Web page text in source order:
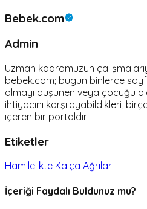
Bebek.com
Admin
Uzman kadromuzun
bebek.com; bugün binlerce
olmayı düşünen veya çocuğu
ihtiyacını karşılayabildikleri,
içeren bir portaldır.
Etiketler
Hamilelikte Kalça Ağrıları
İçeriği Faydalı Buldunuz mu?